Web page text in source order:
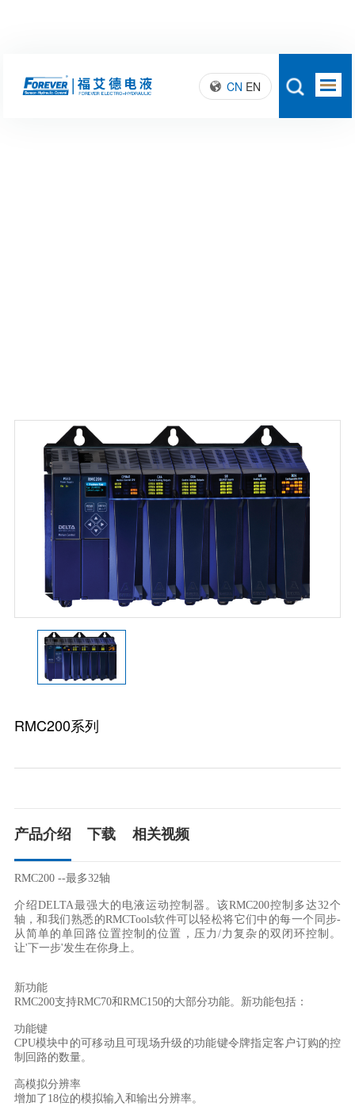
CN EN
RMC200系列
产品介绍 下载 相关视频
RMC200 --最多32轴
介绍DELTA最强大的电液运动控制器。该RMC200控制多达32个
轴，和我们熟悉的RMCTools软件可以轻松将它们中的每一个同步-
从简单的单回路位置控制的位置，压力/力复杂的双闭环控制。
让'下一步'发生在你身上。
新功能
RMC200支持RMC70和RMC150的大部分功能。新功能包括：
功能键
CPU模块中的可移动且可现场升级的功能键令牌指定客户订购的控
制回路的数量。
高模拟分辨率
增加了18位的模拟输入和输出分辨率。